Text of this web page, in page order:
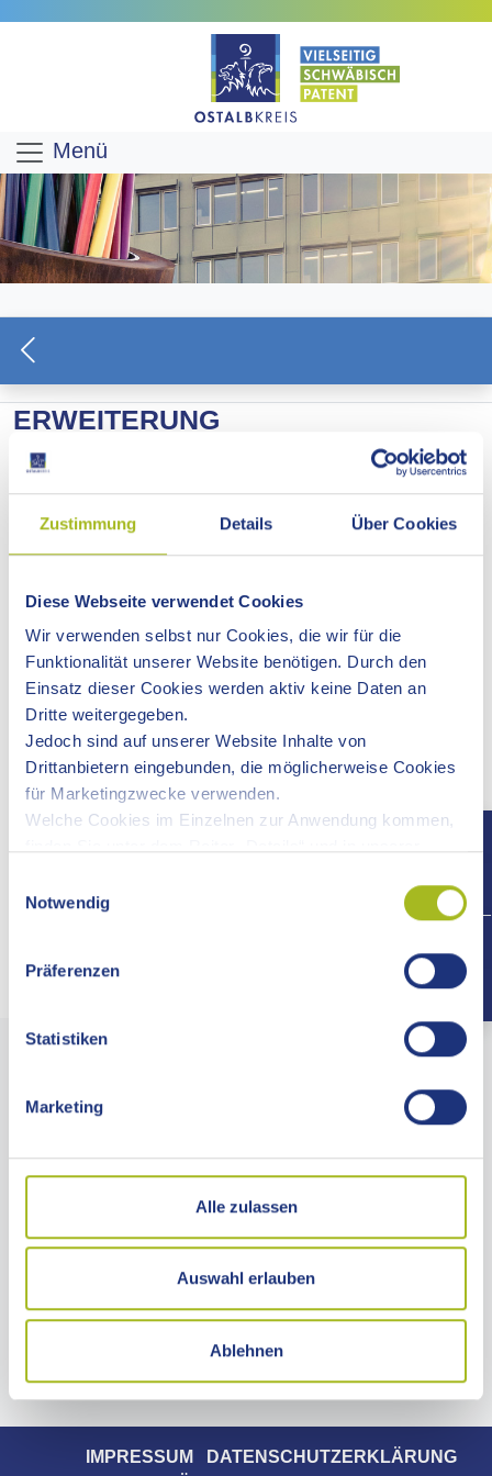
Zustimmung Details Über Cookies
Diese Webseite verwendet Cookies
Wir verwenden selbst nur Cookies, die wir für die
Funktionalität unserer Website benötigen. Durch den
Einsatz dieser Cookies werden aktiv keine Daten an
Dritte weitergegeben.
Jedoch sind auf unserer Website Inhalte von
Drittanbietern eingebunden, die möglicherweise Cookies
für Marketingzwecke verwenden.
Welche Cookies im Einzelnen zur Anwendung kommen,
Notwendig
Präferenzen
Statistiken
Marketing
Alle zulassen
Auswahl erlauben
Ablehnen
Menü
ERWEITERUNG
JURAKALKSTEINBRUCH DURCH
DIE STEINVERARBEITUNG
DEHLINGEN GMBH & CO. KG IN
NERESHEIM-DEHLINGEN
Die Steinverarbeitung Dehlingen GmbH & Co. KG plant am
Standort Dehlingen die Erweiterung des bestehenden
immissionsschutzrechtlich genehmigten
Jurakalksteinbruchs. Die Steinbrucherweiterung sowie die
Rodung von Wald bedarf der Umweltverträglichkeitsprüfung
(UVP). Im Scoping-Termin am 03.09.2024 wurde Inhalt und
Umfang der UVP festgelegt.
73430 Aalen
Telefax 07361 503-1477
info@ostalbkreis.de
KONTAKTZEITEN
ANFAHRT
IMPRESSUM
DATENSCHUTZERKLÄRUNG